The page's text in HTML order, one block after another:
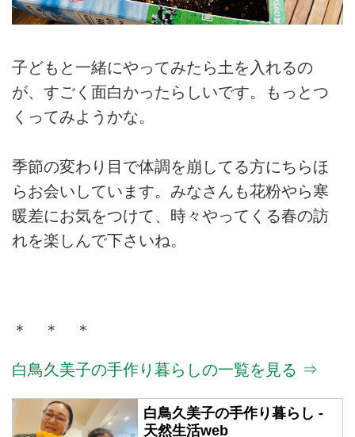
子どもと一緒にやってみたら土を入れるの
が、すごく面白かったらしいです。もっとつ
くってみようかな。
季節の変わり目で体調を崩してる方にちらほ
らお会いしています。みなさんも花粉やら寒
暖差にお気をつけて、時々やってくる春の訪
れを楽しんで下さいね。
＊ ＊ ＊
白鳥久美子の手作り暮らしの一覧を見る ⇒
白鳥久美子の手作り暮らし -
天然生活web